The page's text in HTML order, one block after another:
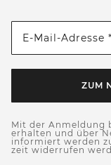
E-Mail-Adresse *
ZUM
Mit der Anmeldung
erhalten und über
informiert werden
zeit widerrufen